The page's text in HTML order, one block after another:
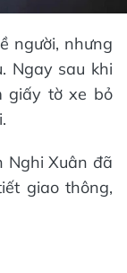
người, nhưng
Ngay sau khi
giấy tờ xe bỏ
Nghi Xuân đã
giao thông,